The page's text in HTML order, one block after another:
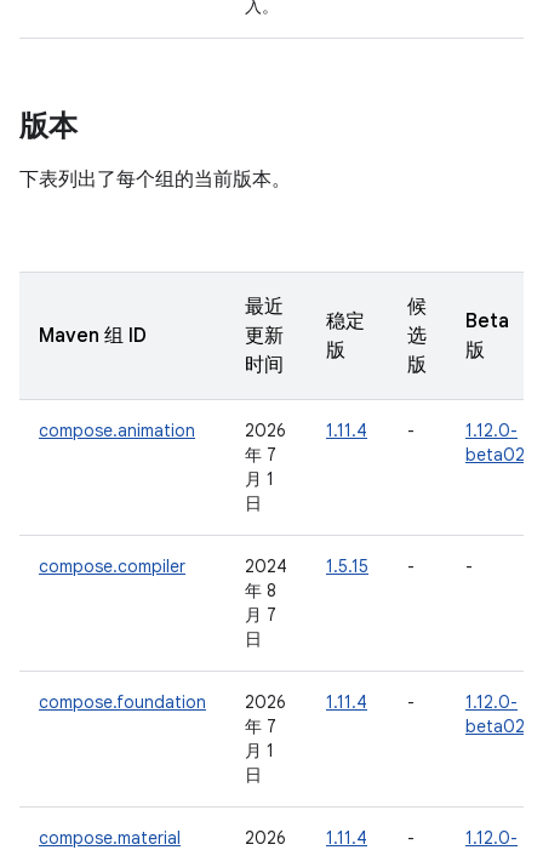
入。
版本
下表列出了每个组的当前版本。
Maven 组 ID
最近
更新
时间
稳定
版
候
选
版
Beta
版
compose.animation
2026
年 7
月 1
日
1.11.4 -
1.12.0-
beta02
compose.compiler
2024
年 8
月 7
日
1.5.15 - -
compose.foundation
2026
年 7
月 1
日
1.11.4 -
1.12.0-
beta02
compose.material
2026
1.11.4 -
1.12.0-